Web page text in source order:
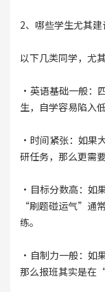
2、哪些学生尤其建
以下几类同学，尤
·英语基础一般：
生，自学容易陷入
·时间紧张：如果
研任务，那么更需
·目标分数高：如
“刷题碰运气”通
练。
·自制力一般：如
那么报班其实是在